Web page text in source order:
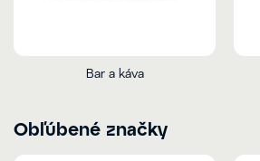
Bar a káva
Obľúbené značky